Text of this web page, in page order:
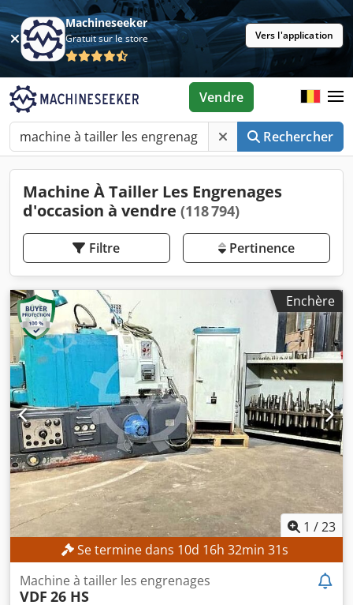
Machineseeker
Gratuit sur le store Vers l'application
Rechercher
Vendre
Machine À Tailler Les Engrenages
d'occasion à vendre (118 794)
Filtre Pertinence
Enchère
1 /23
Se termine dans 10d 16h 32min 27s
Machine à tailler les engrenages
VDF 26 HS